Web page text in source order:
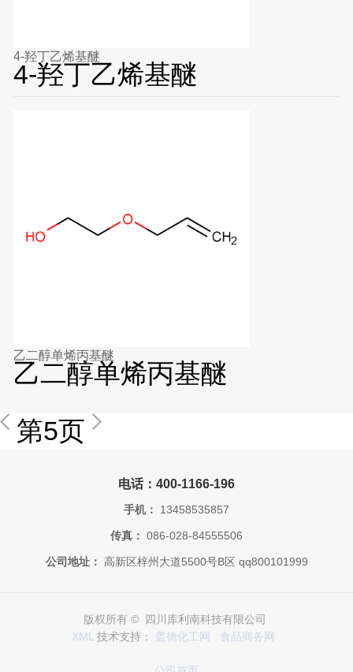
4-羟丁乙烯基醚
4-羟丁乙烯基醚
乙二醇单烯丙基醚
乙二醇单烯丙基醚
第5页
电话：400-1166-196
手机： 13458535857
传真： 086-028-84555506
公司地址： 高新区梓州大道5500号B区 qq800101999
版权所有 © 四川库利南科技有限公司
XML 技术支持： 盖德化工网 食品商务网